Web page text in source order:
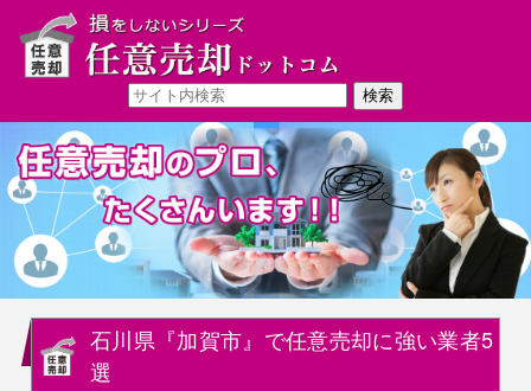
石川県『加賀市』で任意売却に強い業者5
選